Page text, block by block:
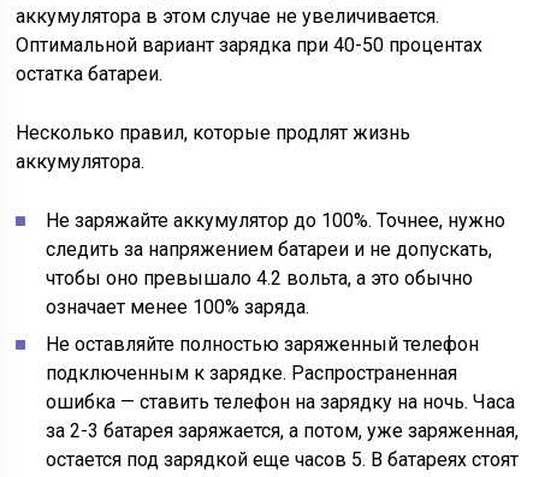
аккумулятора в этом случае не увеличивается.
Оптимальной вариант зарядка при 40-50 процентах
остатка батареи.
Несколько правил, которые продлят жизнь
аккумулятора.
Не заряжайте аккумулятор до 100%. Точнее, нужно
следить за напряжением батареи и не допускать,
чтобы оно превышало 4.2 вольта, а это обычно
означает менее 100% заряда.
Не оставляйте полностью заряженный телефон
подключенным к зарядке. Распространенная
ошибка — ставить телефон на зарядку на ночь. Часа
за 2-3 батарея заряжается, а потом, уже заряженная,
остается под зарядкой еще часов 5. В батареях стоят